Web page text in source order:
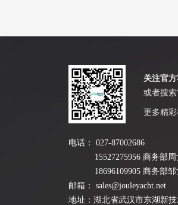
关注官
或者搜
更多精
电话：
027-87002686
15527275956 商务部周
18696109905 商务部邹
邮箱：
sales@jouleyacht.net
地址：湖北省武汉市东湖新